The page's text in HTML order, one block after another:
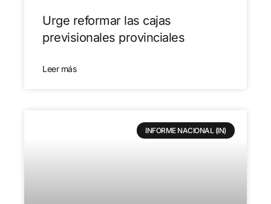
Urge reformar las cajas
previsionales provinciales
Leer más
INFORME NACIONAL (IN)